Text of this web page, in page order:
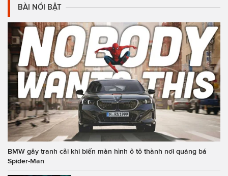
BÀI NỔI BẬT
BMW gây tranh cãi khi biến màn hình ô tô thành nơi quảng bá
Spider-Man